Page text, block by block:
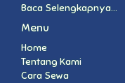
Baca Selengkapnya...
Menu
Home
Tentang Kami
Cara Sewa